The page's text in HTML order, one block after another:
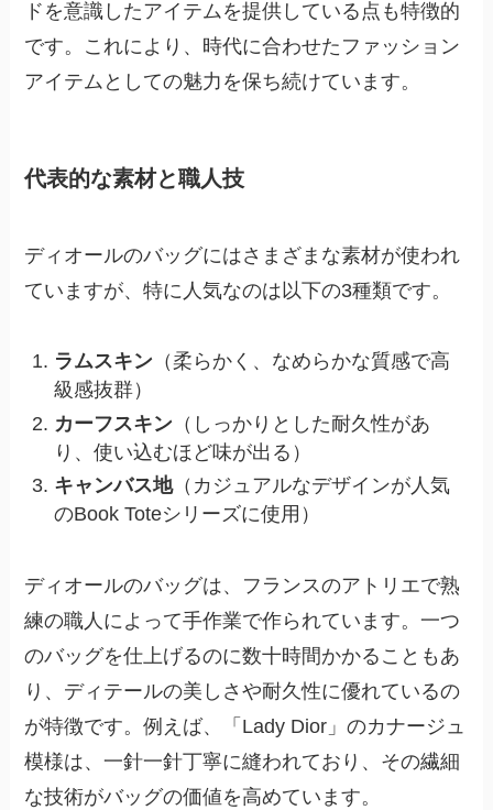
ドを意識したアイテムを提供している点も特徴的
です。これにより、時代に合わせたファッション
アイテムとしての魅力を保ち続けています。
代表的な素材と職人技
ディオールのバッグにはさまざまな素材が使われ
ていますが、特に人気なのは以下の3種類です。
ラムスキン （柔らかく、なめらかな質感で高
級感抜群）
カーフスキン （しっかりとした耐久性があ
り、使い込むほど味が出る）
キャンバス地（カジュアルなデザインが人気
のBook Toteシリーズに使用）
ディオールのバッグは、フランスのアトリエで熟
練の職人によって手作業で作られています。一つ
のバッグを仕上げるのに数十時間かかることもあ
り、ディテールの美しさや耐久性に優れているの
が特徴です。例えば、「Lady Dior」のカナージュ
模様は、一針一針丁寧に縫われており、その繊細
な技術がバッグの価値を高めています。